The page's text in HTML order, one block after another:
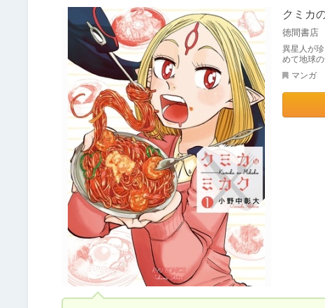
クミカ
徳間書店
異星人が
めて地球
マンガ